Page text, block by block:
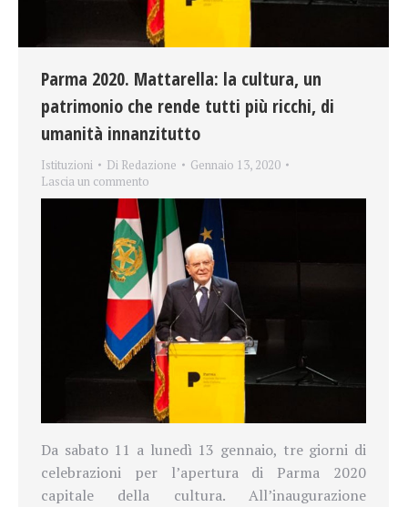
Parma 2020. Mattarella: la cultura, un
patrimonio che rende tutti più ricchi, di
umanità innanzitutto
Istituzioni Di Redazione
Gennaio 13, 2020
Lascia un commento
Da sabato 11 a lunedì 13 gennaio, tre giorni di
celebrazioni per l’apertura di Parma 2020
capitale della cultura. All’inaugurazione